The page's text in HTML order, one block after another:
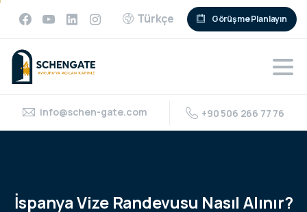
Türkçe Görüşme Planlayın
info@schen-gate.com +90 506 266 77 76
İspanyaVize Randevusu Nasıl Alınır?